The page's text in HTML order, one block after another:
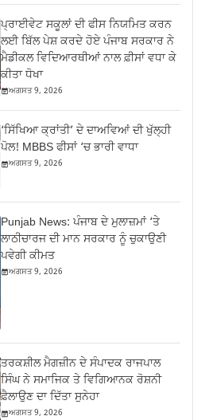
ਪ੍ਰਾਈਵੇਟ ਸਕੂਲਾਂ ਦੀ ਫੀਸ ਨਿਯਮਿਤ ਕਰਨ
ਲਈ ਬਿੱਲ ਪੇਸ਼ ਕਰਦੇ ਹੋਏ ਪੰਜਾਬ ਸਰਕਾਰ ਨੇ
ਮੈਡੀਕਲ ਵਿਦਿਆਰਥੀਆਂ ਨਾਲ ਫ਼ੀਸਾਂ ਵਧਾ ਕੇ
ਕੀਤਾ ਧੋਖਾ
ਅਗਸਤ 9, 2026
‘ਸਿੱਖਿਆ ਕ੍ਰਾਂਤੀ’ ਦੇ ਦਾਅਵਿਆਂ ਦੀ ਖੁੱਲ੍ਹੀ
ਪੋਲ! MBBS ਫੀਸਾਂ ‘ਚ ਭਾਰੀ ਵਾਧਾ
ਅਗਸਤ 9, 2026
Punjab News: ਪੰਜਾਬ ਦੇ ਮੁਲਾਜ਼ਮਾਂ ‘ਤੇ
ਲਾਠੀਚਾਰਜ ਦੀ ਮਾਨ ਸਰਕਾਰ ਨੂੰ ਚੁਕਾਉਣੀ
ਪਵੇਗੀ ਕੀਮਤ
ਅਗਸਤ 9, 2026
ਤਰਕਸ਼ੀਲ ਮੈਗਜ਼ੀਨ ਦੇ ਸੰਪਾਦਕ ਰਾਜਪਾਲ
ਸਿੰਘ ਨੇ ਸਮਾਜਿਕ ਤੇ ਵਿਗਿਆਨਕ ਰੋਸ਼ਨੀ
ਫ਼ੈਲਾਉਣ ਦਾ ਦਿੱਤਾ ਸੁਨੇਹਾ
ਅਗਸਤ 9, 2026